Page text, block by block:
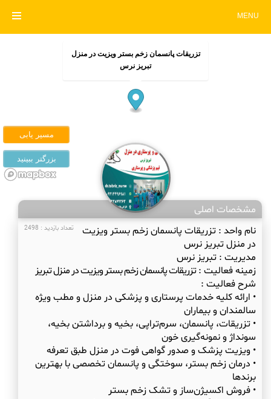
MENU
تزریقات پانسمان زخم بستر ویزیت در منزل
تبریز نرس
مشخصات اصلی
تعداد بازدید : 2498 نام واحد :تزریقات پانسمان زخم بستر ویزیت
در منزل تبریز نرس
مدیریت :تبریز نرس
زمینه فعالیت :تزریقات پانسمان زخم بستر ویزیت در منزل تبریز
شرح فعالیت :
• ارائه کلیه خدمات پرستاری و پزشکی در منزل و مطب ویژه
• تزریقات، پانسمان، سرم‌تراپی، بخیه و برداشتن بخیه،
• درمان زخم بستر، سوختگی و پانسمان تخصصی با بهترین